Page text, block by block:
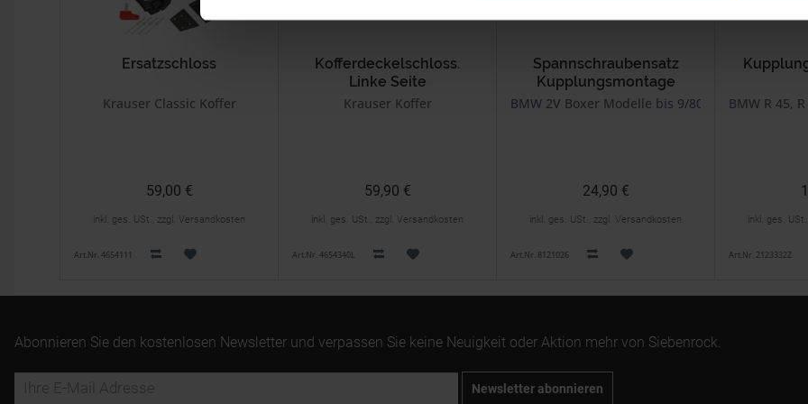
Ersatzschloss
Krauser Classic Koffer
59,00 €
inkl. ges. USt., zzgl. Versandkosten
Art.Nr. 4654111
Kofferdeckelschloss.
Linke Seite
Mit seitlicher Drucktaste
Krauser Koffer
59,90 €
inkl. ges. USt., zzgl. Versandkosten
Art.Nr. 4654340L
Spannschraubensatz
Kupplungsmontage
BMW 2V Boxer Modelle bis 9/80
24,90 €
inkl. ges. USt., zzgl. Versandkosten
Art.Nr. 8121026
BMW R 45,
inkl. ges.
Art.Nr. 2123332Z
Abonnieren Sie den kostenlosen Newsletter und verpassen Sie keine Neuigkeit oder Aktion mehr von Siebenrock.
Newsletter abonnieren